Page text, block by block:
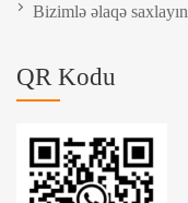
Bizimlə əlaqə saxlayın
QR Kodu